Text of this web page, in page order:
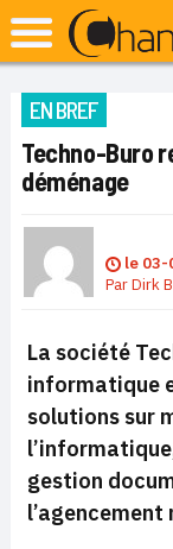
EN BREF
Techno-Buro
déménage
le 03-
ParDirk
La société
informatique
solutions sur
gestion
l’agencement